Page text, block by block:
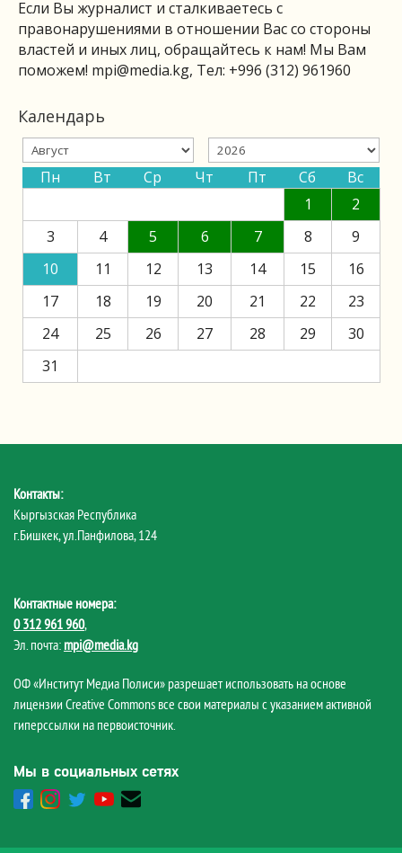
Если Вы журналист и сталкиваетесь с
правонарушениями в отношении Вас со стороны
властей и иных лиц, обращайтесь к нам! Мы Вам
поможем! mpi@media.kg, Тел: +996 (312) 961960
Календарь
Пн Вт Ср Чт Пт Сб
Вс
1
2
3
4 5 6 7 8
9
10
11 12 13 14 15
16
17
18 19 20 21 22
23
24
25 26 27 28 29
30
31
Контакты:
Кыргызская Республика
г.Бишкек, ул.Панфилова, 124
Контактные номера:
0 312 961 960,
Эл. почта: mpi@media.kg
ОФ «Институт Медиа Полиси» разрешает использовать на основе
лицензии Creative Commons все свои материалы с указанием активной
гиперссылки на первоисточник.
Мы в социальных сетях